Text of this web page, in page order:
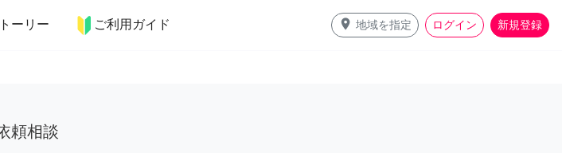
ーリー ご利用ガイド place 地域を指定 ログイン 新規登録
い事 ペット 料理
頼相談